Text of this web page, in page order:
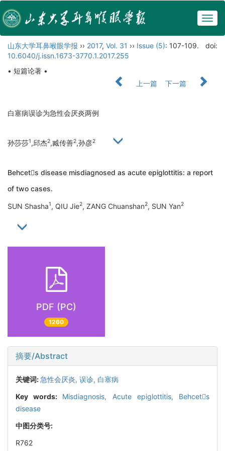
山东大学耳鼻喉眼学报 ›› 2017, Vol. 31 ›› Issue (5): 107-109.
doi:
10.6040/j.issn.1673-3770.1.2017.255
• 短篇论著 •
上一篇
下一篇
白塞病误诊为急性会厌炎两例
孙莎莎1,邱杰2,臧传善2,孙彦2
Behcets disease misdiagnosed as acute epiglottitis: a report
of two cases.
SUN Shasha1, QIU Jie2, ZANG Chuanshan2, SUN Yan2
PDF (PC)
1260
摘要/Abstract
关键词:急性会厌炎, 误诊, 白塞病
Key words: Misdiagnosis, Acute epiglottitis, Behcets
disease
中图分类号:
R762